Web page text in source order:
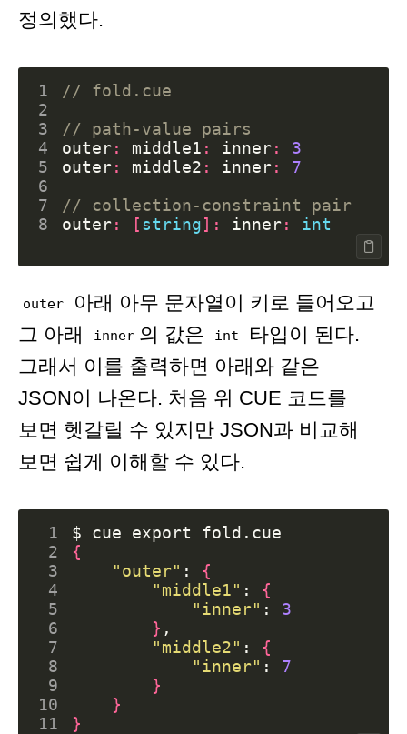
정의했다.
1
// fold.cue
2
3
// path-value pairs
4
outer: middle1 : inner:
3
5
outer: middle2 : inner:
7
6
7
// collection-constraint pair
8
outer: [string]: inner: int
outer
아래 아무 문자열이 키로 들어오고
그 아래
inner 의 값은 int
타입이 된다.
그래서 이를 출력하면 아래와 같은
JSON이 나온다. 처음 위 CUE 코드를
보면 헷갈릴 수 있지만 JSON과 비교해
보면 쉽게 이해할 수 있다.
1 $ cue export
2
{
3
"outer" :
{
4
"middle1" :
{
5
"inner" : 3
6
}
7
"middle2" :
{
8
"inner" : 7
9
}
10
}
11
}